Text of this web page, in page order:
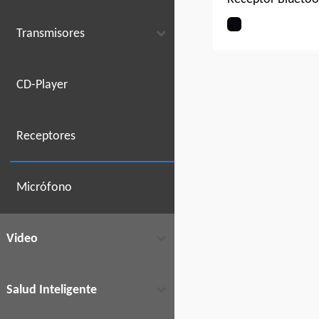
Transmisores
CD-Player
Receptores
Micrófono
Video
Salud Inteligente
Música –
inalámbrico de